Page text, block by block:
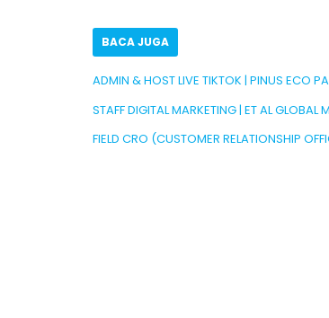
BACA JUGA
ADMIN & HOST LIVE TIKTOK | PINUS ECO
STAFF DIGITAL MARKETING | ET AL GLOBAL
FIELD CRO (CUSTOMER RELATIONSHIP